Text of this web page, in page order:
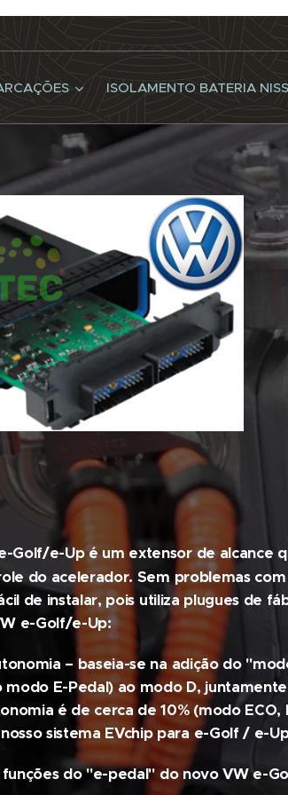
ISOLAMENTO BATERIA
Golf/e-Up é um extensor de alcance
do acelerador. Sem problemas
de instalar, pois utiliza plugues de
e-Golf/e-Up:
– baseia-se na adição do
modo E-Pedal) ao modo D,
é de cerca de 10% (modo
sistema EVchip para e-Golf / e-
funções do "e-pedal" do novo VW e-